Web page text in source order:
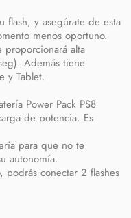
flash, y asegúrate de esta
menos oportuno.
proporcionará alta
Además tiene
y Tablet.
Power Pack PS8
de potencia. Es
para que no te
autonomía.
podrás conectar 2 flashes